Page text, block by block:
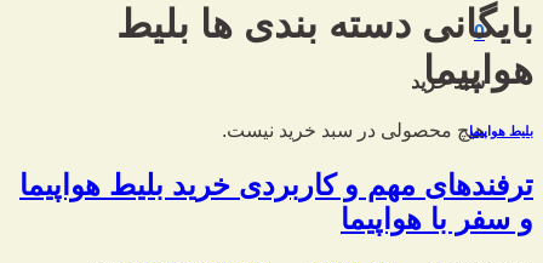
0
سبد خرید
هیچ محصولی در سبد خرید نیست.
بایگانی دسته بندی ها بلیط
هواپیما
بلیط هواپیما
ترفندهای مهم و کاربردی خرید بلیط هواپیما
و سفر با هواپیما